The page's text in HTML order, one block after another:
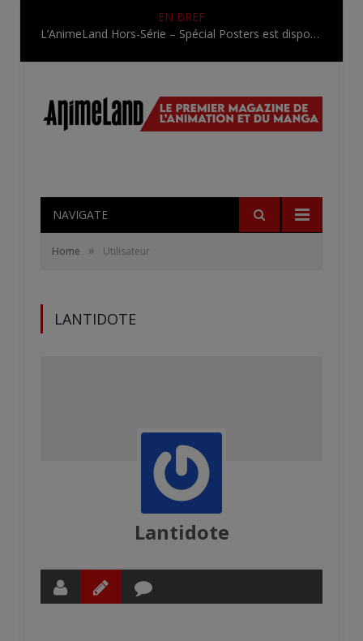
EN BREF
L’AnimeLand Hors-Série – Spécial Posters est disponible !
NAVIGATE
Home » Utilisateur
LANTIDOTE
Lantidote